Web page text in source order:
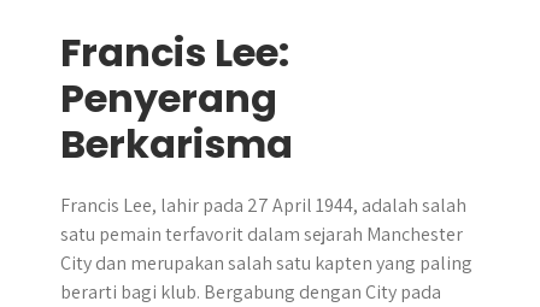
Francis Lee:
Penyerang
Berkarisma
Francis Lee, lahir pada 27 April 1944, adalah salah
satu pemain terfavorit dalam sejarah Manchester
City dan merupakan salah satu kapten yang paling
berarti bagi klub. Bergabung dengan City pada